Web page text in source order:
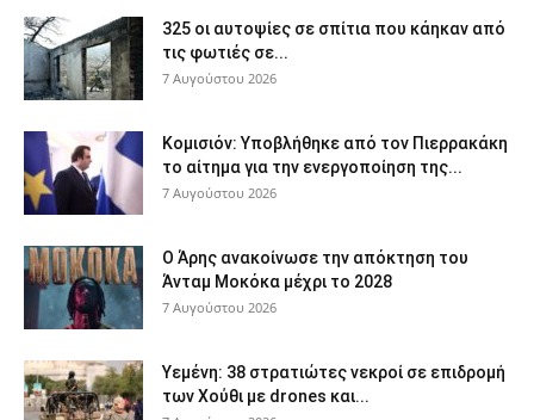
325 οι αυτοψίες σε σπίτια που κάηκαν από
τις φωτιές σε...
7 Αυγούστου 2026
Κομισιόν: Υποβλήθηκε από τον Πιερρακάκη
το αίτημα για την ενεργοποίηση της...
7 Αυγούστου 2026
Ο Άρης ανακοίνωσε την απόκτηση του
Άνταμ Μοκόκα μέχρι το 2028
7 Αυγούστου 2026
Υεμένη: 38 στρατιώτες νεκροί σε επιδρομή
των Χούθι με drones και...